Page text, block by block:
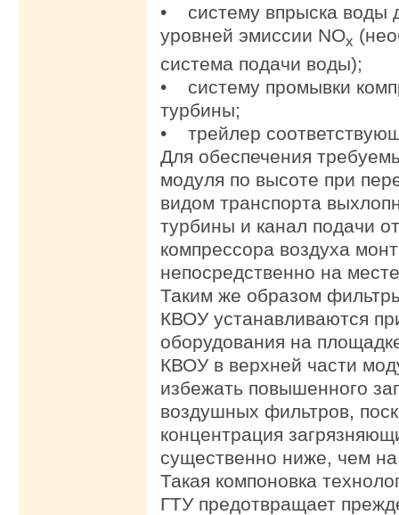
• систему впрыска воды
уровней эмиссии NOx
система подачи воды);
• систему промывки
турбины;
• трейлер
Для обеспечения
модуля по высоте при
видом транспорта
турбины и канал подачи
компрессора воздуха
непосредственно на
Таким же образом
КВОУ устанавливаются
оборудования на
КВОУ в верхней части
избежать повышенного
воздушных фильтров,
концентрация
существенно ниже, чем
Такая компоновка
ГТУ предотвращает